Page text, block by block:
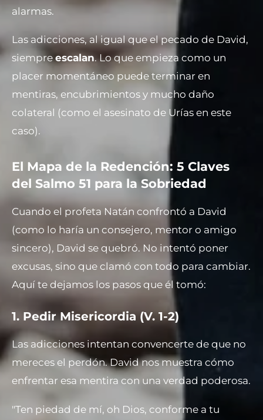
alarmas.
Las adicciones, al igual que el pecado de David,
siempreescalan. Lo que empieza como un
placer momentáneo puede terminar en
mentiras, encubrimientos y mucho daño
colateral (como el asesinato de Urías en este
caso).
El Mapa de la Redención: 5 Claves
del Salmo 51 para la Sobriedad
Cuando el profeta Natán confrontó a David
(como lo haría un consejero, mentor o amigo
sincero), David se quebró. No intentó poner
excusas, sino que clamó con todo para cambiar.
Aquí te dejamos los pasos que él tomó:
1. Pedir Misericordia (V. 1-2)
Las adicciones intentan convencerte de que no
mereces el perdón. David nos muestra cómo
enfrentar esa mentira con una verdad poderosa.
"Ten piedad de mí, oh Dios, conforme a tu